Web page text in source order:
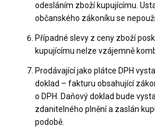
odesláním zboží kupujícímu.
občanského zákoníku se
Případné slevy z ceny zboží
kupujícímu nelze vzájemně
Prodávající jako plátce DPH
doklad – fakturu obsahující
o DPH. Daňový doklad bude
zdanitelného plnění a zaslán
podobě.